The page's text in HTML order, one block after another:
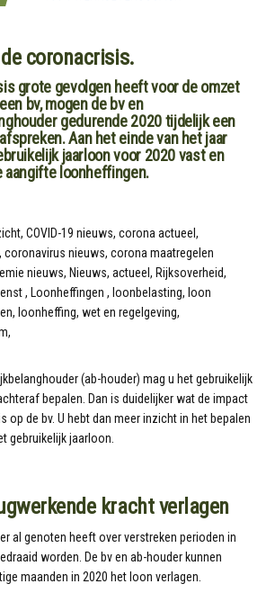
coronacrisis.
grote gevolgen heeft voor de omzet
bv, mogen de bv en
gedurende 2020 tijdelijk een
Aan het einde van het jaar
jaarloon voor 2020 vast en
aangifte loonheffingen.
(ab-houder) mag u het gebruikelijk
bepalen. Dan is duidelijker wat de impact
op de bv. U hebt dan meer inzicht in het bepalen
gebruikelijk jaarloon.
kracht verlagen
al genoten heeft over verstreken perioden in
worden. De bv en ab-houder kunnen
maanden in 2020 het loon verlagen.